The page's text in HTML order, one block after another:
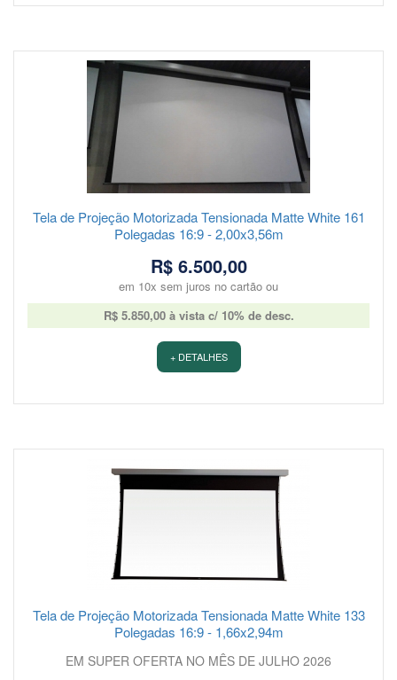
Tela de Projeção Motorizada Tensionada Matte White 161
Polegadas 16:9 - 2,00x3,56m
R$ 6.500,00
em 10x sem juros no cartão ou
R$ 5.850,00 à vista c/ 10% de desc.
+ DETALHES
Tela de Projeção Motorizada Tensionada Matte White 133
Polegadas 16:9 - 1,66x2,94m
EM SUPER OFERTA NO MÊS DE JULHO 2026